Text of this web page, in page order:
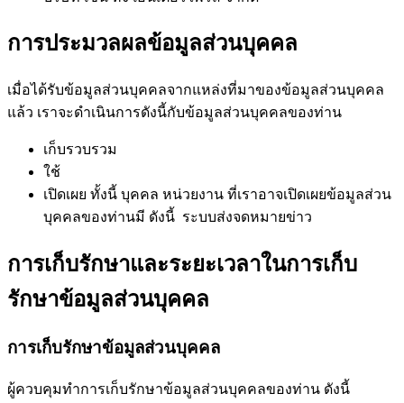
การประมวลผลข้อมูลส่วนบุคคล
เมื่อได้รับข้อมูลส่วนบุคคลจากแหล่งที่มาของข้อมูลส่วนบุคคล
แล้ว เราจะดำเนินการดังนี้กับข้อมูลส่วนบุคคลของท่าน
เก็บรวบรวม
ใช้
เปิดเผย ทั้งนี้ บุคคล หน่วยงาน ที่เราอาจเปิดเผยข้อมูลส่วน
บุคคลของท่านมี ดังนี้ ระบบส่งจดหมายข่าว
การเก็บรักษาและระยะเวลาในการเก็บ
รักษาข้อมูลส่วนบุคคล
การเก็บรักษาข้อมูลส่วนบุคคล
ผู้ควบคุมทำการเก็บรักษาข้อมูลส่วนบุคคลของท่าน ดังนี้